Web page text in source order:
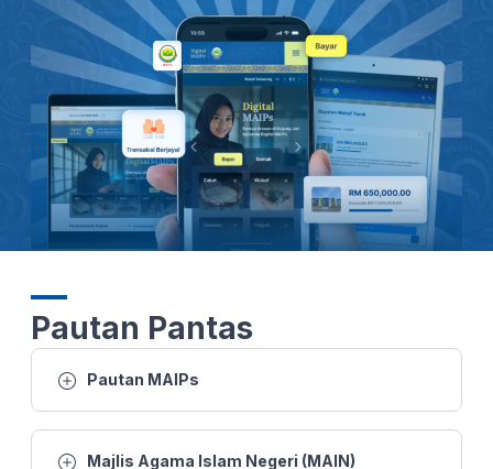
26 MAC 2026 - BERITA PERDANA- SOLAT SUNAT AL-ISTISQA' RAJA PERLIS BERSAMA HAMPIR 1,000 JEMAAH TUNAI
26 MAC 2026 -BTH- SUSULAN KEMARAU DAN CUACA PANAS: 1,000 JEMAAH TUNAIKAN SOLAT AL-ISTISQA DI PERLIS
25 MAC 2026 - BERITA WILAYAH - WILAYAH UTARA
21 MAC 2026 - BTH- AIDILFITRI RAJA PERLIS SOLAT SUNAT AIDILFITRI DI DATARAN ISTIADAT
Pautan Pantas
Pautan MAIPs
Majlis Agama Islam Negeri (MAIN)